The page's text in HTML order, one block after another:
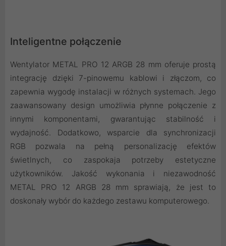
Inteligentne połączenie
Wentylator METAL PRO 12 ARGB 28 mm oferuje prostą
integrację dzięki 7-pinowemu kablowi i złączom, co
zapewnia wygodę instalacji w różnych systemach. Jego
zaawansowany design umożliwia płynne połączenie z
innymi komponentami, gwarantując stabilność i
wydajność. Dodatkowo, wsparcie dla synchronizacji
RGB pozwala na pełną personalizację efektów
świetlnych, co zaspokaja potrzeby estetyczne
użytkowników. Jakość wykonania i niezawodność
METAL PRO 12 ARGB 28 mm sprawiają, że jest to
doskonały wybór do każdego zestawu komputerowego.